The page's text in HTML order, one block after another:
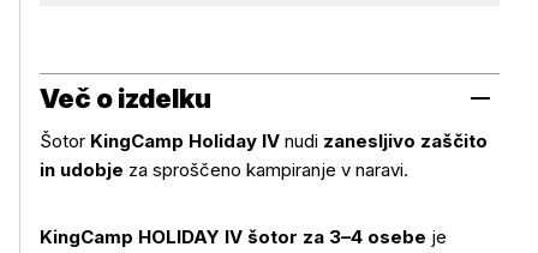
Več o izdelku
Šotor KingCamp Holiday IV nudi zanesljivo zaščito
in udobje za sproščeno kampiranje v naravi.
KingCamp HOLIDAY IV šotor za 3–4 osebe je